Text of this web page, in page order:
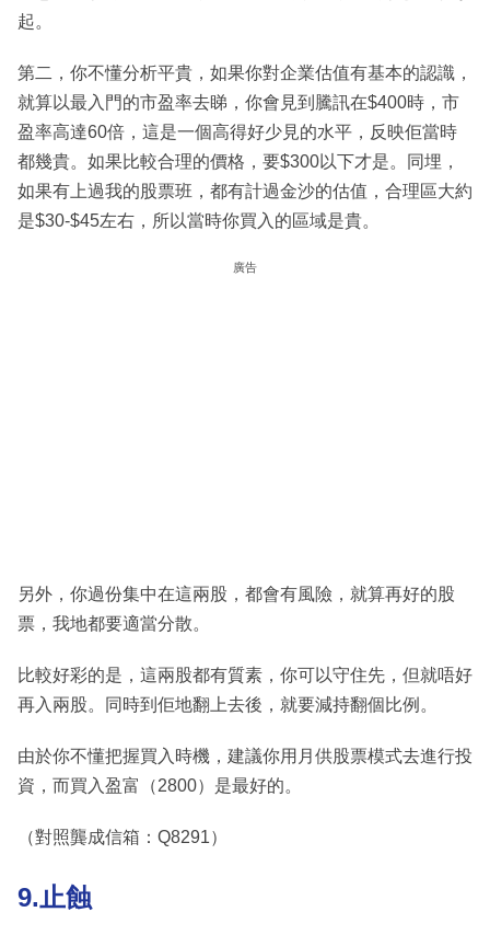
起。
第二，你不懂分析平貴，如果你對企業估值有基本的認識，
就算以最入門的市盈率去睇，你會見到騰訊在$400時，市
盈率高達60倍，這是一個高得好少見的水平，反映佢當時
都幾貴。如果比較合理的價格，要$300以下才是。同埋，
如果有上過我的股票班，都有計過金沙的估值，合理區大約
是$30-$45左右，所以當時你買入的區域是貴。
廣告
另外，你過份集中在這兩股，都會有風險，就算再好的股
票，我地都要適當分散。
比較好彩的是，這兩股都有質素，你可以守住先，但就唔好
再入兩股。同時到佢地翻上去後，就要減持翻個比例。
由於你不懂把握買入時機，建議你用月供股票模式去進行投
資，而買入盈富（2800）是最好的。
（對照龔成信箱：Q8291）
9.止蝕